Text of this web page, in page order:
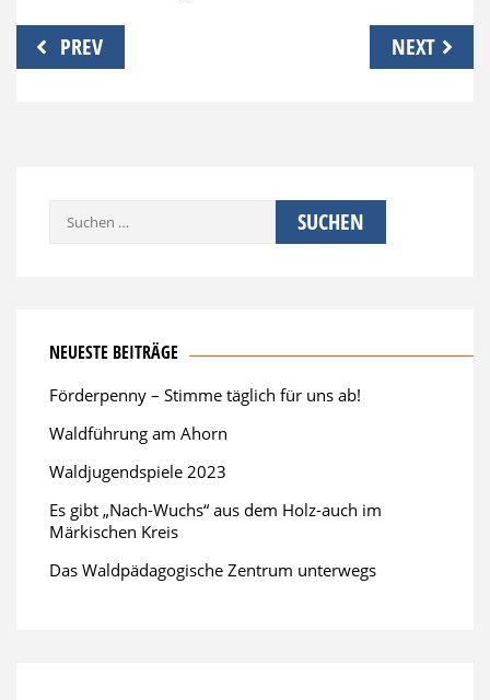
Beitragsnavigation
PREV NEXT
Suchen
NEUESTE BEITRÄGE
Förderpenny – Stimme täglich für uns ab!
Waldführung am Ahorn
Waldjugendspiele 2023
Es gibt „Nach-Wuchs“ aus dem Holz-auch im
Märkischen Kreis
Das Waldpädagogische Zentrum unterwegs